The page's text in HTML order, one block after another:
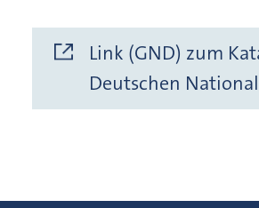
Link (GND) zum
Deutschen